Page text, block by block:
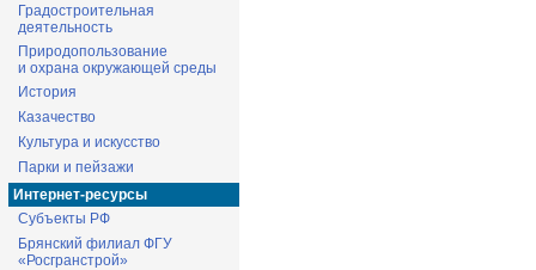
Градостроительная
деятельность
Природопользование
и охрана окружающей среды
История
Казачество
Культура и искусство
Парки и пейзажи
Интернет-ресурсы
Субъекты РФ
Брянский филиал ФГУ
«Росгранстрой»